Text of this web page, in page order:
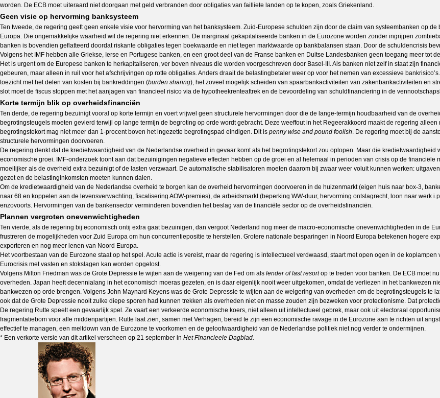
worden. De ECB moet uiteraard niet doorgaan met geld verbranden door obligaties van failliete landen op te kopen, zoals Griekenland.
Geen visie op hervorming banksysteem
Ten tweede, de regering geeft geen enkele visie voor hervorming van het banksysteem. Zuid-Europese schulden zijn door de claim van systeembanken op
Europa. Die ongemakkelijke waarheid wil de regering niet erkennen. De marginaal gekapitaliseerde banken in de Eurozone worden zonder ingrijpen
banken is bovendien geflatteerd doordat riskante obligaties tegen boekwaarde en niet tegen marktwaarde op bankbalansen staan. Door de schuldencrisis
Volgens het IMF hebben alle Griekse, Ierse en Portugese banken, en een groot deel van de Franse banken en Duitse Landesbanken geen toegang meer tot
Het is urgent om de Europese banken te herkapitaliseren, ver boven niveaus die worden voorgeschreven door Basel-III. Als banken niet zelf in staat zijn
gebeuren, maar alleen in ruil voor het afschrijvingen op rotte obligaties. Anders draait de belastingbetaler weer op voor het nemen van excessieve
toezicht met het delen van kosten bij bankreddingen (burden sharing), het zoveel mogelijk scheiden van spaarbankactiviteiten van zakenbankactiviteiten en
slot moet de fiscus stoppen met het aanjagen van financieel risico via de hypotheekrenteaftrek en de bevoordeling van schuldfinanciering in de
Korte termijn blik op overheidsfinanciën
Ten derde, de regering bezuinigt vooral op korte termijn en voert vrijwel geen structurele hervormingen door die de lange-termijn houdbaarheid van de
begrotingsteugels moeten gevierd terwijl op lange termijn de begroting op orde wordt gebracht. Deze weeffout in het Regeerakkoord maakt de regering
begrotingstekort mag niet meer dan 1-procent boven het ingezette begrotingspad eindigen. Dit is penny wise and pound foolish. De regering moet bij de
structurele hervormingen doorvoeren.
De regering denkt dat de kredietwaardigheid van de Nederlandse overheid in gevaar komt als het begrotingstekort zou oplopen. Maar die
economische groei. IMF-onderzoek toont aan dat bezuinigingen negatieve effecten hebben op de groei en al helemaal in perioden van crisis op de
moeilijker als de overheid extra bezuinigt of de lasten verzwaart. De automatische stabilisatoren moeten daarom bij zwaar weer voluit kunnen werken:
gezet en de belastinginkomsten moeten kunnen dalen.
Om de kredietwaardigheid van de Nederlandse overheid te borgen kan de overheid hervormingen doorvoeren in de huizenmarkt (eigen huis naar box-3,
naar 68 en koppelen aan de levensverwachting, fiscalisering AOW-premies), de arbeidsmarkt (beperking WW-duur, hervorming ontslagrecht, loon naar werk
enzovoorts. Hervormingen van de bankensector verminderen bovendien het beslag van de financiële sector op de overheidsfinanciën.
Plannen vergroten onevenwichtigheden
Ten vierde, als de regering bij economisch ontij extra gaat bezuinigen, dan vergoot Nederland nog meer de macro-economische onevenwichtigheden in de
frustreren de mogelijkheden voor Zuid Europa om hun concurrentiepositie te herstellen. Grotere nationale besparingen in Noord Europa betekenen hogere
exporteren en nog meer lenen van Noord Europa.
Het voortbestaan van de Eurozone staat op het spel. Acute actie is vereist, maar de regering is intellectueel verdwaasd, staart met open ogen in de
Eurocrisis met vasten en stokslagen kan worden opgelost.
Volgens Milton Friedman was de Grote Depressie te wijten aan de weigering van de Fed om als lender of last resortop te treden voor banken. De ECB moet
overheden. Japan heeft decennialang in het economisch moeras gezeten, en is daar eigenlijk nooit weer uitgekomen, omdat de verliezen in het bankwezen
bankwezen op orde brengen. Volgens John Maynard Keyens was de Grote Depressie te wijten aan de weigering van overheden om de begrotingsteugels te
ook dat de Grote Depressie nooit zulke diepe sporen had kunnen trekken als overheden niet en masse zouden zijn bezweken voor protectionisme. Dat
De regering Rutte speelt een gevaarlijk spel. Ze vaart een verkeerde economische koers, niet alleen uit intellectueel gebrek, maar ook uit electoraal
fragmentatiebom voor alle middenpartijen. Rutte laat zien, samen met Verhagen, bereid te zijn een economische ravage in de Eurozone aan te richten uit
effectief te managen, een meltdown van de Eurozone te voorkomen en de geloofwaardigheid van de Nederlandse politiek niet nog verder te ondermijnen.
* Een verkorte versie van dit artikel verscheen op 21 september in Het Financieele Dagblad.